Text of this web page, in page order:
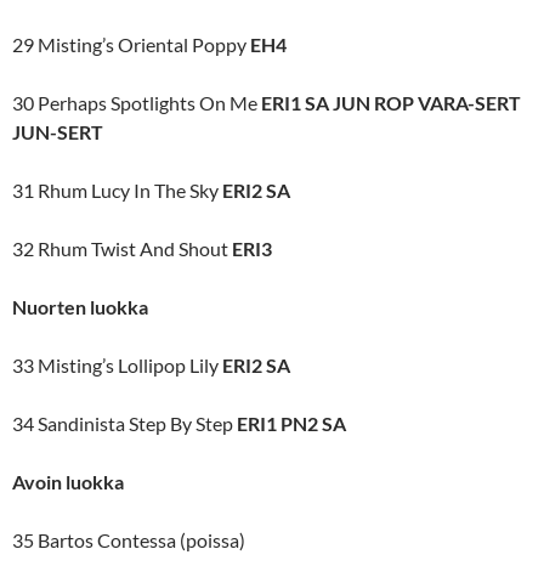
29 Misting’s Oriental Poppy EH4
30 Perhaps Spotlights On Me ERI1 SA JUN ROP VARA-SERT
JUN-SERT
31 Rhum Lucy In The Sky ERI2 SA
32 Rhum Twist And Shout ERI3
Nuorten luokka
33 Misting’s Lollipop Lily ERI2 SA
34 Sandinista Step By Step ERI1 PN2 SA
Avoin luokka
35 Bartos Contessa (poissa)